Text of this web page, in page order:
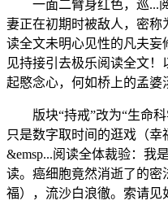
一面二臂身红色，巡...阅
妻正在初期时被敌人，密称
读全文未明心见性的凡夫妄
见持接引去极乐阅读全文
起愍念心，何如桥上的孟婆
版块“持戒”改为“生命科
只是数字取时间的逛戏（幸
&emsp...阅读全体裁验：我
读。癌细胞竟然消逝了的
福），流沙白浪徹。索请